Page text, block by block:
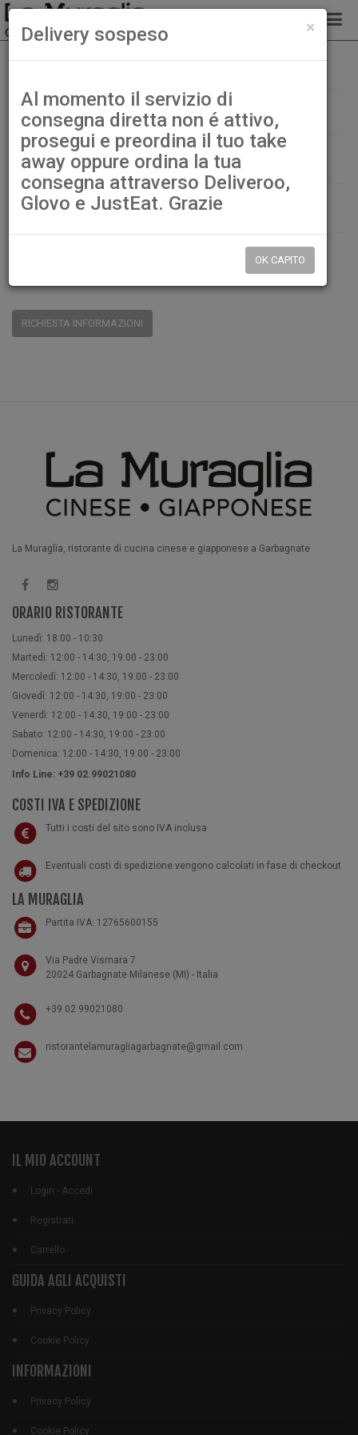
114. Sushi di salmone
€ 11,00
DISP.:9999pz. QTÀ:
RICHIESTA INFORMAZIONI
La Muraglia, ristorante di cucina cinese e giapponese a Garbagnate
ORARIO RISTORANTE
Lunedì: 18:00 - 10:30
Martedì: 12:00 - 14:30, 19:00 - 23:00
Mercoledì: 12:00 - 14:30, 19:00 - 23:00
Giovedì: 12:00 - 14:30, 19:00 - 23:00
Venerdì: 12:00 - 14:30, 19:00 - 23:00
Sabato: 12:00 - 14:30, 19:00 - 23:00
Domenica: 12:00 - 14:30, 19:00 - 23:00
Info Line: +39 02.99021080
COSTI IVA E SPEDIZIONE
Tutti i costi del sito sono IVA inclusa
Eventuali costi di spedizione vengono calcolati in fase di checkout
LA MURAGLIA
Partita IVA: 12765600155
Via Padre Vismara 7
20024 Garbagnate Milanese (MI) - Italia
+39 02 99021080
ristorantelamuragliagarbagnate@gmail.com
IL MIO ACCOUNT
Login - Accedi
Registrati
Carrello
GUIDA AGLI ACQUISTI
Privacy Policy
Cookie Policy
INFORMAZIONI
Privacy Policy
Cookie Policy
×
Delivery sospeso
Al momento il servizio di
consegna diretta non é attivo,
prosegui e preordina il tuo take
away oppure ordina la tua
consegna attraverso Deliveroo,
Glovo e JustEat. Grazie
OK CAPITO